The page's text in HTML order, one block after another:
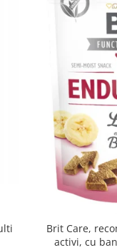
Brit Care,
activi, cu